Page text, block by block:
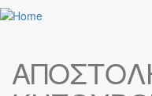
Skip to main content